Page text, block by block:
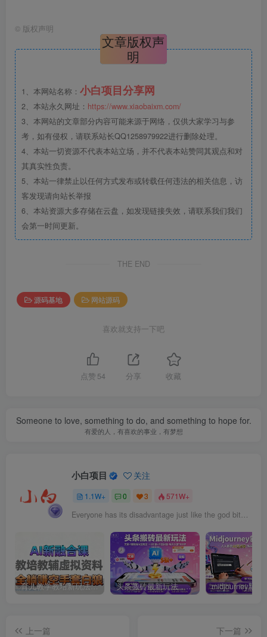
© 版权声明
文章版权声
明
1、本网站名称： 小白项目分享网
2、本站永久网址： https://www.xiaobaixm.com/
3、本网站的文章部分内容可能来源于网络，仅供大家学习与参
考，如有侵权，请联系站长QQ1258979922进行删除处理。
4、本站一切资源不代表本站立场，并不代表本站赞同其观点和对
其真实性负责。
5、本站一律禁止以任何方式发布或转载任何违法的相关信息，访
客发现请向站长举报
6、本站资源大多存储在云盘，如发现链接失效，请联系我们我们
会第一时间更新。
THE END
源码基地 网站源码
喜欢就支持一下吧
点赞 54 分享 收藏
Someone to love, something to do, and something to hope for.
有爱的人，有喜欢的事业，有梦想
小白项目 关注
1.1W+ 0 3 571W+
育儿教学教培新玩法，AI生成教学视频，市场大，操作简单，变现天花板非常高 头条搬砖最新玩法，文章+视频用AI全搞定，一天5张+不是问题，每天只需10分钟
上一篇
下一篇